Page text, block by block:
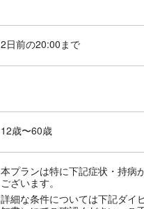
2日前の20:00まで
12歳〜60歳
本プランは特に下記症状・持病
ございます。
詳細な条件については下記ダイ